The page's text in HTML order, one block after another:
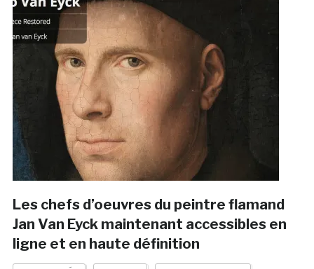
Les chefs d’oeuvres du peintre flamand
Jan Van Eyck maintenant accessibles en
ligne et en haute définition